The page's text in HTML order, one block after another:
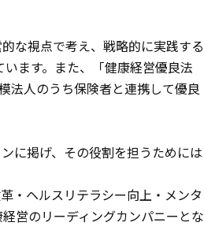
な視点で考え、戦略的に実践する
ます。また、「健康経営優良法
法人のうち保険者と連携して優良
に掲げ、その役割を担うためには
・ヘルスリテラシー向上・メンタ
営のリーディングカンパニーとな